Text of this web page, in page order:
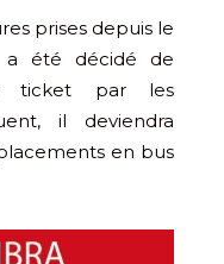
prises depuis le
été décidé de
ticket par les
il deviendra
en bus